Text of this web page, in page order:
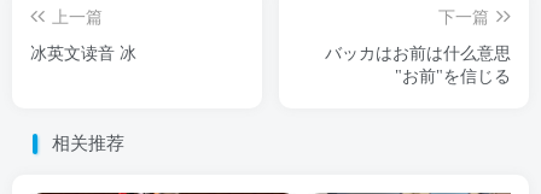
上一篇
冰英文读音 冰
下一篇
バッカはお前は什么意思
"お前"を信じる
相关推荐